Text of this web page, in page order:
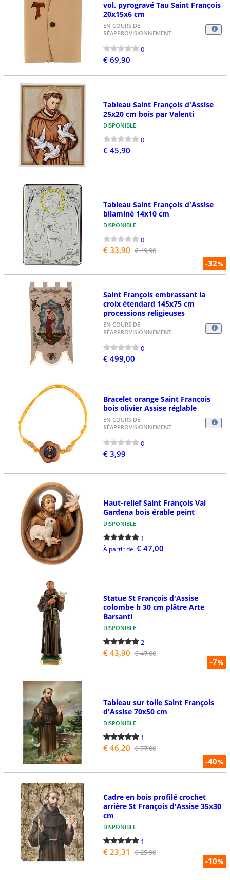
vol. pyrogravé Tau Saint François
20x15x6 cm
EN COURS DE
RÉAPPROVISIONNEMENT
0
€ 69,90
Tableau Saint François d'Assise
25x20 cm bois par Valenti
DISPONIBLE
0
€ 45,90
-32%
Tableau Saint François d'Assise
bilaminé 14x10 cm
DISPONIBLE
0
€ 33,90 € 49,90
Saint François embrassant la
croix étendard 145x75 cm
processions religieuses
EN COURS DE
RÉAPPROVISIONNEMENT
0
€ 499,00
Bracelet orange Saint François
bois olivier Assise réglable
EN COURS DE
RÉAPPROVISIONNEMENT
0
€ 3,99
Haut-relief Saint François Val
Gardena bois érable peint
DISPONIBLE
1
À partir de € 47,00
-7%
Statue St François d'Assise
colombe h 30 cm plâtre Arte
Barsanti
DISPONIBLE
2
€ 43,90 € 47,00
-40%
Tableau sur toile Saint François
d'Assise 70x50 cm
DISPONIBLE
1
€ 46,20 € 77,00
-10%
Cadre en bois profilé crochet
arrière St François d'Assise 35x30
cm
DISPONIBLE
1
€ 23,31 € 25,90